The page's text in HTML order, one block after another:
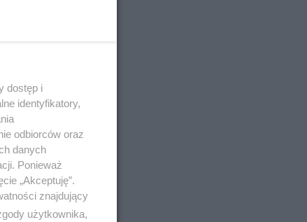
dostęp i
identyfikatory,
odbiorców oraz
danych
Ponieważ
„Akceptuję”.
znajdujący
użytkownika,